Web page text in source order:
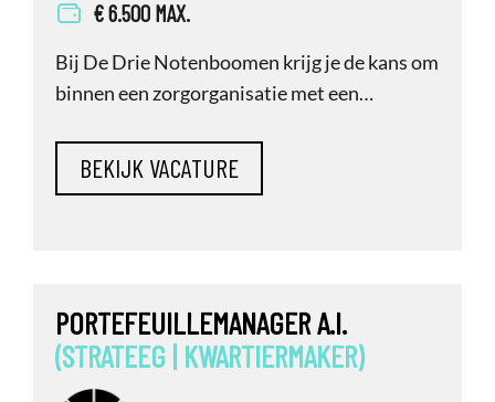
€ 6.500 MAX.
Bij De Drie Notenboomen krijg je de kans om
binnen een zorgorganisatie met een
de gezondheidszorg persoonlijker, leuker en
goedkoper maken, mee te bouwen aan
PORTEFEUILLEMANAGER A.I.
(STRATEEG | KWARTIERMAKER)